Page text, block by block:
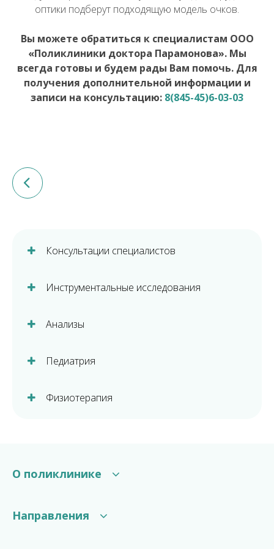
оптики подберут подходящую модель очков.
Вы можете обратиться к специалистам ООО
«Поликлиники доктора Парамонова». Мы
всегда готовы и будем рады Вам помочь. Для
получения дополнительной информации и
записи на консультацию: 8(845-45)6-03-03
Консультации специалистов
Инструментальные исследования
Анализы
Педиатрия
Физиотерапия
О поликлинике
Галерея
Направления